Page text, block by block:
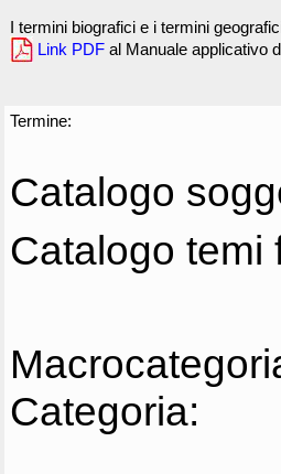
I termini biografici e i termini
Link PDF al Manuale applicativo
Termine:
Catalogo
Catalogo temi
Categoria: